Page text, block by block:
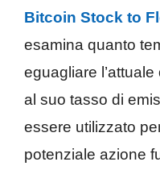
Bitcoin Stock to
esamina quanto
eguagliare
al suo tasso di
essere utilizzato
potenziale azione